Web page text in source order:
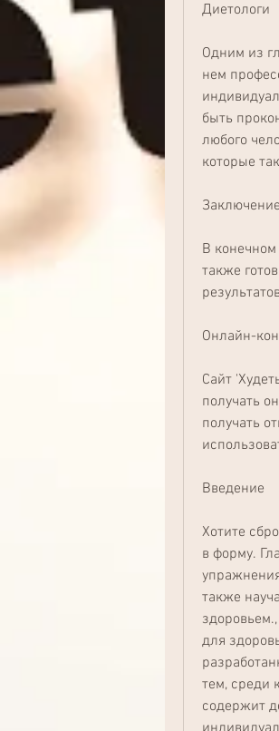
Диетологи
Одним из
нем
быть
любого
которые
Заключение
В конечном
также
Онлайн-
Сайт
получать
получать
Введение
Хотите
в форму.
также
для
тем, среди
содержит